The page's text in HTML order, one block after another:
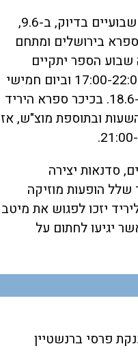
אירועי שבוע הספר יתחילו בעוד שבועיים בדיוק, ב-9.6,
בירושלים ומתחם
הספר יתקיים
בימים ראשון עד רביעי בשעות 17:00-22:00 וביום חמישי
בשעות 17:00-23:00, ויסתיים ב-18.6. בכיכר ספרא היריד
עד 21.6, באותן השעות ובתוספת מוצ"ש, אז
סדנאות יצירה
שלל הופעות מוזיקה
יזכו לפגוש את מיטב
יגיעו לחתום על
פרסי ברנשטיין